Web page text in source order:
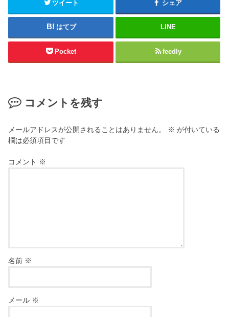
ツイート シェア
はてブ LINE
Pocket feedly
コメントを残す
メールアドレスが公開されることはありません。 ※ が付いている
欄は必須項目です
コメント ※
名前 ※
メール ※